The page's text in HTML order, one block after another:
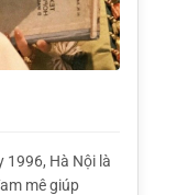
1996, Hà Nội là
mê giúp